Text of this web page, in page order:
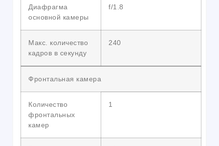
Диафрагма
основной камеры
f/1.8
Макс. количество
кадров в секунду
240
Фронтальная камера
Количество
фронтальных
камер
1